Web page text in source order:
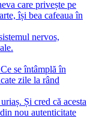
nervos,
se întâmplă în
zile la rând
Și cred că acesta
nou autenticitate